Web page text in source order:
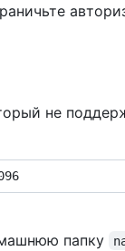
не
папку